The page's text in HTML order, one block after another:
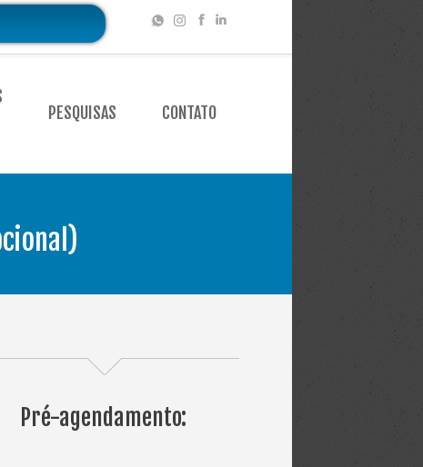
PESQUISAS CONTATO
Pré-agendamento: